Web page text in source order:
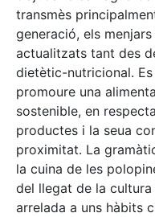
transmès
generació, els
actualitzats tant des
dietètic-nutricional.
promoure una
sostenible, en
productes i la seua
proximitat. La
la cuina de les
del llegat de la
arrelada a uns hàbits